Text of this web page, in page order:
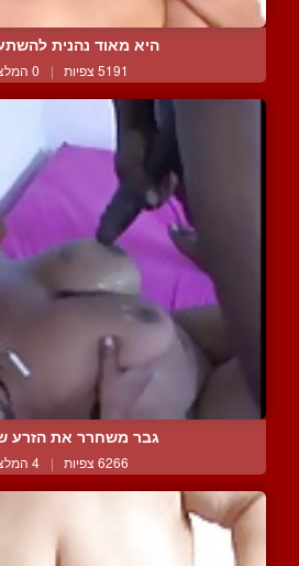
היא מאוד נהנית
5191 צפיות | 0 המלצות
גבר משחרר את הזרע
6266 צפיות | 4 המלצות